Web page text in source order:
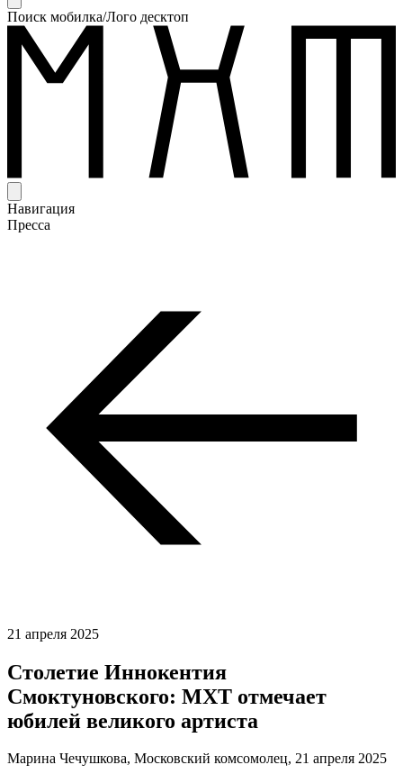
Поиск мобилка/Лого десктоп
Навигация
Пресса
21 апреля 2025
Столетие Иннокентия
Смоктуновского: МХТ отмечает
юбилей великого артиста
Марина Чечушкова, Московский комсомолец, 21 апреля 2025